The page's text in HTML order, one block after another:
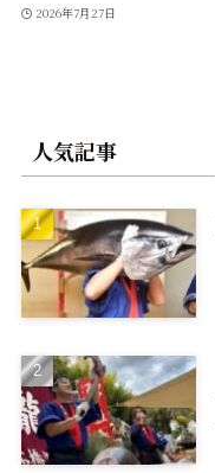
2026年7月27日
人気記事